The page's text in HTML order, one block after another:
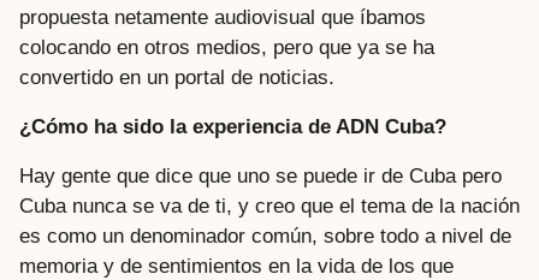
propuesta netamente audiovisual que íbamos
colocando en otros medios, pero que ya se ha
convertido en un portal de noticias.
¿Cómo ha sido la experiencia de ADN Cuba?
Hay gente que dice que uno se puede ir de Cuba pero
Cuba nunca se va de ti, y creo que el tema de la nación
es como un denominador común, sobre todo a nivel de
memoria y de sentimientos en la vida de los que